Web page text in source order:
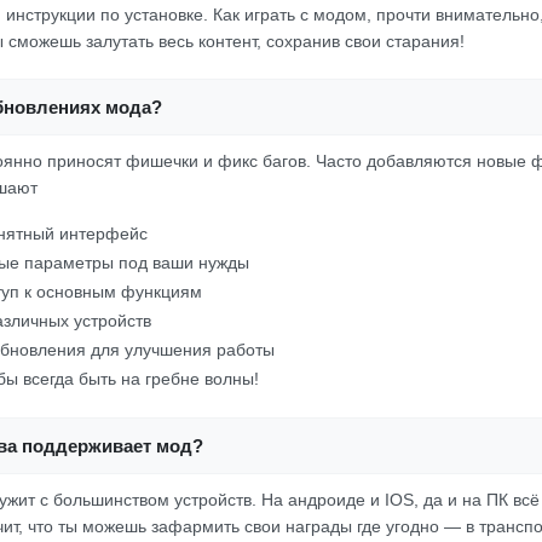
по установке. Как играть с модом, прочти
сможешь залутать весь контент, сохранив свои старания!
мода?
приносят фишечки и фикс багов. Часто добавляются новые
интерфейс
параметры под ваши нужды
к основным функциям
устройств
для улучшения работы
всегда быть на гребне волны!
поддерживает мод?
с большинством устройств. На андроиде и IOS, да и на ПК всё
что ты можешь зафармить свои награды где угодно — в